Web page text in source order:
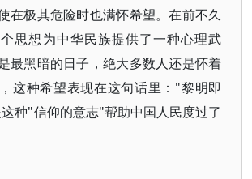
在极其危险时也满怀希望。在前不久
思想为中华民族提供了一种心理武
最黑暗的日子，绝大多数人还是怀着
这种希望表现在这句话里："黎明即
种"信仰的意志"帮助中国人民度过了